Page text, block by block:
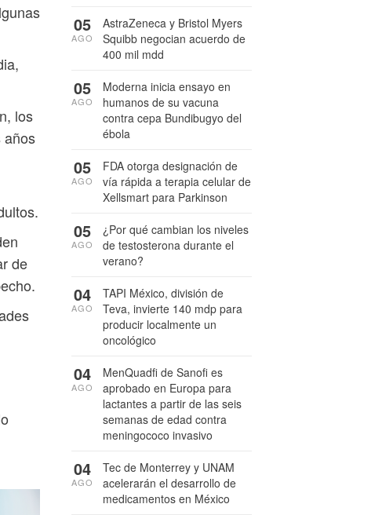
los
años
de
AstraZeneca y Bristol Myers
Squibb negocian acuerdo de
400 mil mdd
05
AGO
Moderna inicia ensayo en
humanos de su vacuna
contra cepa Bundibugyo del
ébola
05
AGO
FDA otorga designación de
vía rápida a terapia celular de
Xellsmart para Parkinson
05
AGO
¿Por qué cambian los niveles
de testosterona durante el
verano?
05
AGO
TAPI México, división de
Teva, invierte 140 mdp para
producir localmente un
oncológico
04
AGO
MenQuadfi de Sanofi es
aprobado en Europa para
lactantes a partir de las seis
semanas de edad contra
meningococo invasivo
04
AGO
Tec de Monterrey y UNAM
acelerarán el desarrollo de
medicamentos en México
04
AGO